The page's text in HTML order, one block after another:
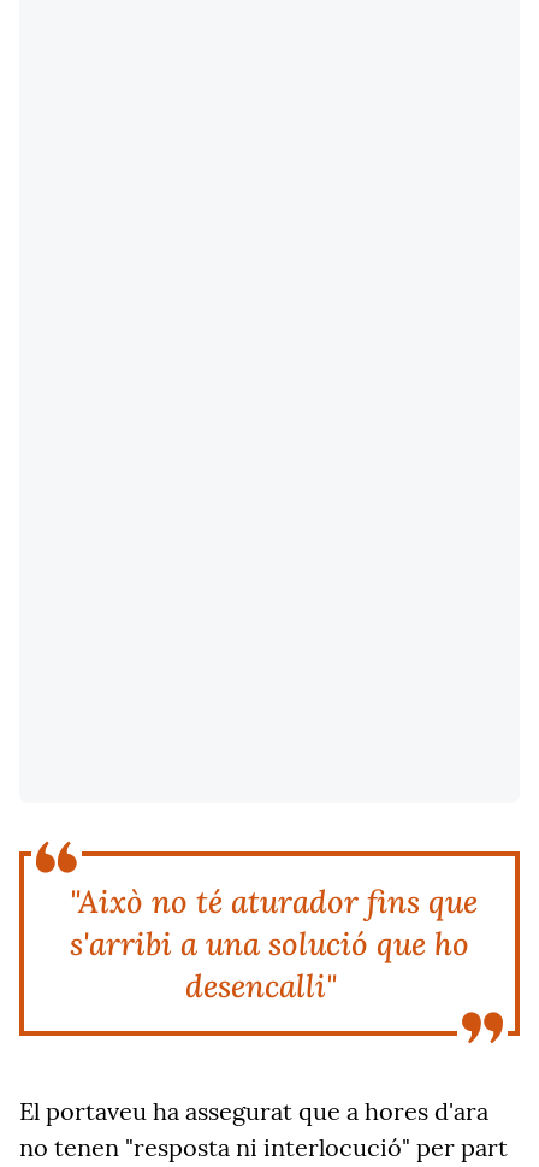
"Això no té aturador fins que
s'arribi a una solució que ho
desencalli"
El portaveu ha assegurat que a hores d'ara
no tenen "resposta ni interlocució" per part